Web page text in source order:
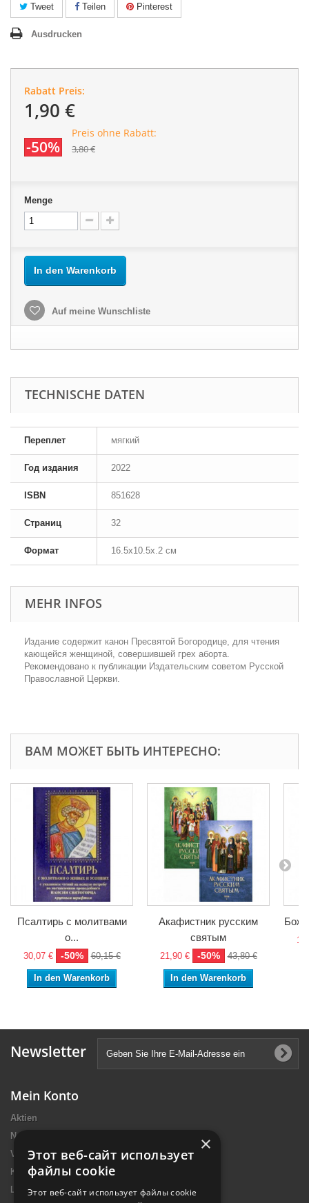
Tweet Teilen Pinterest
Ausdrucken
Rabatt Preis:
1,90 €
-50%
Preis ohne Rabatt:
3,80 €
Menge
In den Warenkorb
Auf meine Wunschliste
TECHNISCHE DATEN
Переплет мягкий
Год издания 2022
ISBN 851628
Страниц 32
Формат 16.5x10.5x.2 см
MEHR INFOS
Издание содержит канон Пресвятой Богородице, для чтения
кающейся женщиной, совершившей грех аборта.
Рекомендовано к публикации Издательским советом Русской
Православной Церкви.
ВАМ МОЖЕТ БЫТЬ ИНТЕРЕСНО:
Псалтирь с молитвами
о...
30,07 € -50% 60,15 €
In den Warenkorb
Акафистник русским
святым
21,90 € -50% 43,80 €
In den Warenkorb
Newsletter
Mein Konto
Aktien
Neue Artikel
Verkaufshits
Kontakt
Lieferung
×
Этот веб-сайт использует
файлы cookie
Этот веб-сайт использует файлы cookie